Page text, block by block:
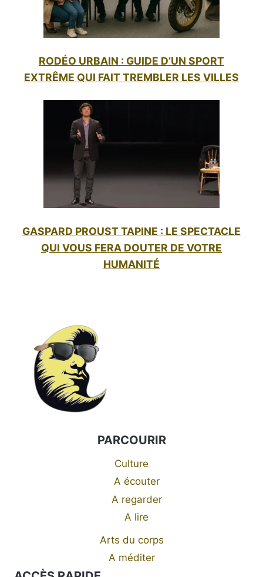
RODÉO URBAIN : GUIDE D’UN SPORT
EXTRÊME QUI FAIT TREMBLER LES VILLES
GASPARD PROUST TAPINE : LE SPECTACLE
QUI VOUS FERA DOUTER DE VOTRE
HUMANITÉ
PARCOURIR
Culture
A écouter
A regarder
A lire
Arts du corps
A méditer